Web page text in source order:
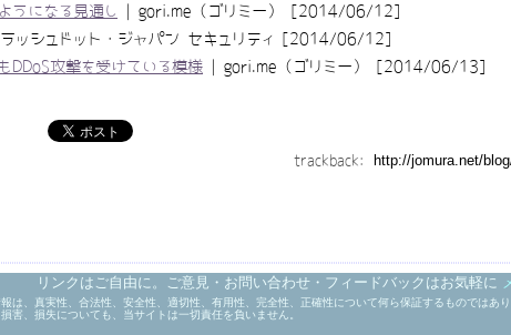
うになる見通し
| gori.me（ゴリミー） [2014/06/12]
ッシュドット・ジャパン セキュリティ [2014/06/12]
DDoS攻撃を受けている模様 | gori.me（ゴリミー） [2014/06/13]
trackback:
リンクはご自由に。ご意見・お問い合わせ・フィードバックはお気軽に
は、真実性、合法性、安全性、適切性、有用性、完全性、正確性について何ら保証するものではあ
害、損失についても、当サイトは一切責任を負いません。